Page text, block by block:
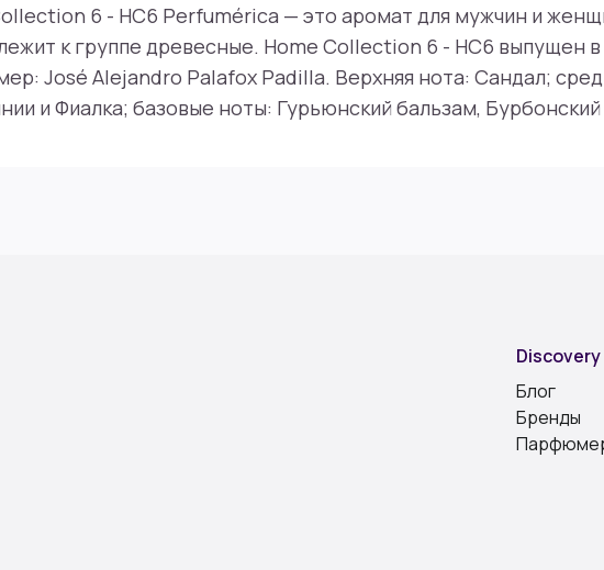
6 - HC6 Perfumérica — это аромат для мужчин и
к группе древесные. Home Collection 6 - HC6 выпущен
José Alejandro Palafox Padilla. Верхняя нота: Сандал;
и Фиалка; базовые ноты: Гурьюнский бальзам,
Discovery
Блог
Бренды